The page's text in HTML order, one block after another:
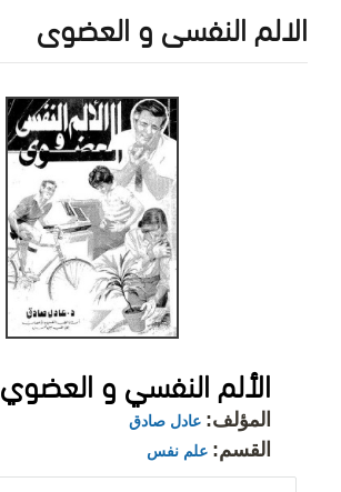
الالم النفسى و العضوى
الألم النفسي و العضوي
المؤلف: عادل صادق
القسم: علم نفس